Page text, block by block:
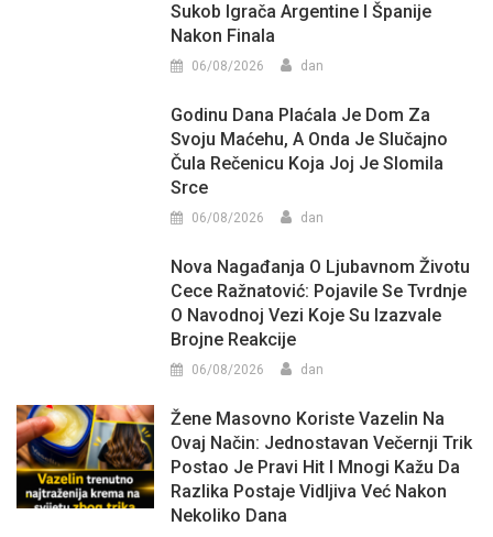
Sukob Igrača Argentine I Španije
Nakon Finala
06/08/2026 dan
Godinu Dana Plaćala Je Dom Za
Svoju Maćehu, A Onda Je Slučajno
Čula Rečenicu Koja Joj Je Slomila
Srce
06/08/2026 dan
Nova Nagađanja O Ljubavnom Životu
Cece Ražnatović: Pojavile Se Tvrdnje
O Navodnoj Vezi Koje Su Izazvale
Brojne Reakcije
06/08/2026 dan
Žene Masovno Koriste Vazelin Na
Ovaj Način: Jednostavan Večernji Trik
Postao Je Pravi Hit I Mnogi Kažu Da
Razlika Postaje Vidljiva Već Nakon
Nekoliko Dana